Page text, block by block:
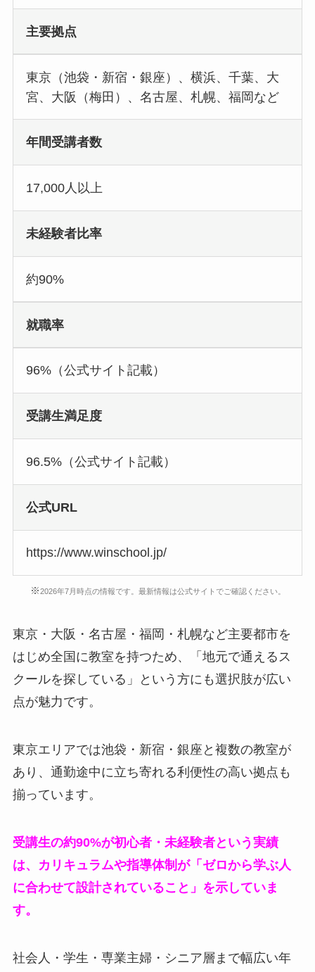
主要拠点
東京（池袋・新宿・銀座）、横浜、千葉、大
宮、大阪（梅田）、名古屋、札幌、福岡など
年間受講者数
17,000人以上
未経験者比率
約90%
就職率
96%（公式サイト記載）
受講生満足度
96.5%（公式サイト記載）
公式URL
https://www.winschool.jp/
※2026年7月時点の情報です。最新情報は公式サイトでご確認ください。
東京・大阪・名古屋・福岡・札幌など主要都市を
はじめ全国に教室を持つため、「地元で通えるス
クールを探している」という方にも選択肢が広い
点が魅力です。
東京エリアでは池袋・新宿・銀座と複数の教室が
あり、通勤途中に立ち寄れる利便性の高い拠点も
揃っています。
受講生の約90%が初心者・未経験者という実績
は、カリキュラムや指導体制が「ゼロから学ぶ人
に合わせて設計されていること」を示していま
す。
社会人・学生・専業主婦・シニア層まで幅広い年